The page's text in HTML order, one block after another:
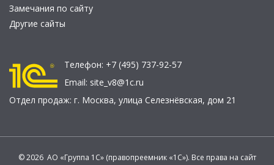
Замечания по сайту
Другие сайты
Телефон: +7 (495) 737-92-57
Email: site_v8@1c.ru
Отдел продаж: г. Москва, улица Селезнёвская, дом 21
© 2026 АО «Группа 1С» (правопреемник «1С»). Все права на сайт